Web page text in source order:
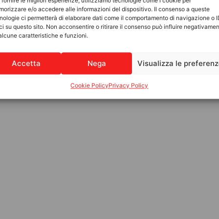
e/o accedere alle informazioni del dispositivo. Il consenso a queste
ci permetterà di elaborare dati come il comportamento di navigazione o
su questo sito. Non acconsentire o ritirare il consenso può influire
caratteristiche e funzioni.
Accetta Nega Visualizza le
Cookie PolicyPrivacy Policy